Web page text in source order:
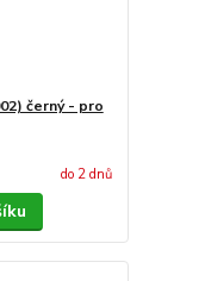
černý - pro
do 2 dnů